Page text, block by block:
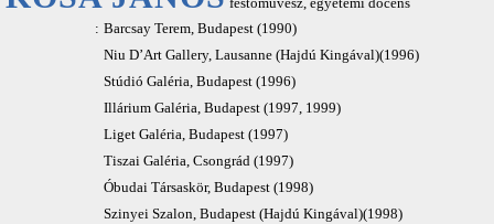
: Barcsay Terem, Budapest (1990)
Niu D’Art Gallery, Lausanne (Hajdú Kingával)(1996)
Stúdió Galéria, Budapest (1996)
Illárium Galéria, Budapest (1997, 1999)
Liget Galéria, Budapest (1997)
Tiszai Galéria, Csongrád (1997)
Óbudai Társaskör, Budapest (1998)
Szinyei Szalon, Budapest (Hajdú Kingával)(1998)